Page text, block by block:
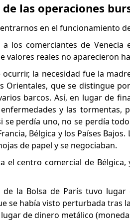
las operaciones
en el funcionamiento
a los comerciantes de
valores reales no aparecieron
ocurrir, la necesidad fue la
Orientales, que se distingue
barcos. Así, en lugar de
y las tormentas,
se perdía uno, no se perdía
Bélgica y los Países
de papel y se negociaban.
el centro comercial de
de la Bolsa de París tuvo
se había visto perturbada tras
de dinero metálico